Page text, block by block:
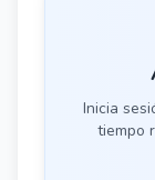
Inicia
tiempo